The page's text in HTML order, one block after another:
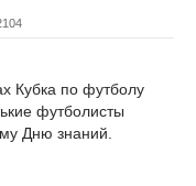
Кубка по футболу
футболисты
Дню знаний.